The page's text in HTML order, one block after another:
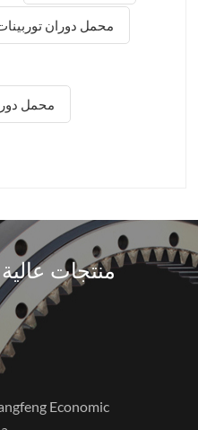
التي ستعمل فيها
الثقيلة. 50
والبيئات عالية التأثير.
بالتشكيل الحراري العالي
محمل دوران
محمل
منتجات
Economic